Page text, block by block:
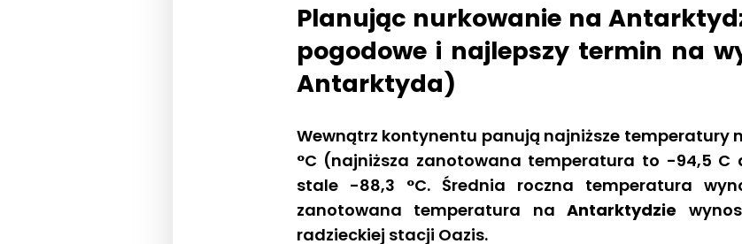
Planując nurkowanie na
pogodowe i najlepszy termin na
Antarktyda)
Wewnątrz kontynentu panują najniższe temperatury
°C (najniższa zanotowana temperatura to -94,5 C
stale -88,3 °C. Średnia roczna temperatura
zanotowana temperatura naAntarktydzie
radzieckiej stacji Oazis.